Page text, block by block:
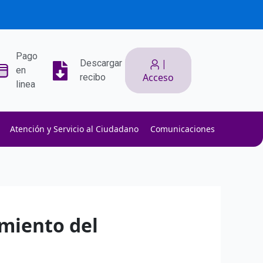
Pago
en
linea
Descargar
recibo
|
Acceso
Atención y Servicio al Ciudadano Comunicaciones
del